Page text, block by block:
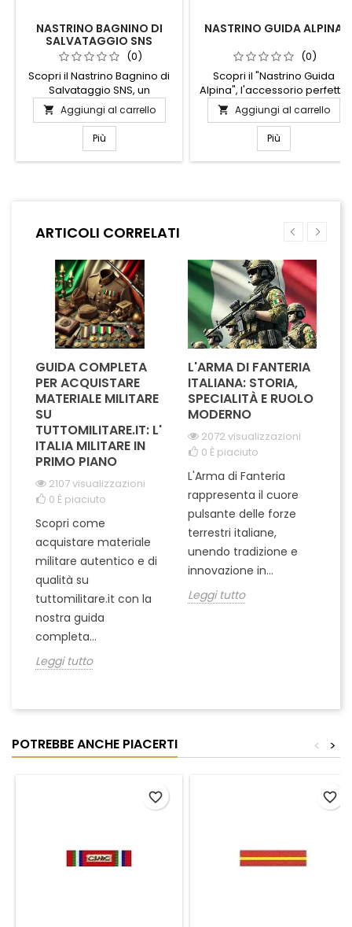
NASTRINO BAGNINO DI
SALVATAGGIO SNS
(0)
Scopri il Nastrino Bagnino di
Salvataggio SNS, un
accessorio essenziale per
chi opera nel settore del
salvataggio acquatico.
Realizzato con materiali di
alta qualità, questo nastrino è
distintivo e i colori vivaci
immediata,...
 Aggiungi al carrello
Più
NASTRINO GUIDA ALPINA
(0)
Scopri il "Nastrino Guida
Alpina", l'accessorio perfetto
per gli amanti della
montagna. Realizzato con
materiali resistenti e di alta
qualità, questo nastrino è
progettato per durare nel
facilmente la tua
un tocco di...
 Aggiungi al carrello
Più
ARTICOLI CORRELATI
GUIDA COMPLETA
PER ACQUISTARE
MATERIALE MILITARE
SU
TUTTOMILITARE.IT: L'
ITALIA MILITARE IN
PRIMO PIANO
2107 visualizzazioni
0 È piaciuto
Scopri come
acquistare materiale
militare autentico e di
qualità su
tuttomilitare.it con la
nostra guida
completa...
Leggi tutto
L'ARMA DI FANTERIA
ITALIANA: STORIA,
SPECIALITÀ E RUOLO
MODERNO
2072 visualizzazioni
0 È piaciuto
L'Arma di Fanteria
rappresenta il cuore
pulsante delle forze
terrestri italiane,
unendo tradizione e
innovazione in...
Leggi tutto
POTREBBE ANCHE PIACERTI >
<
favorite_border favorite_border